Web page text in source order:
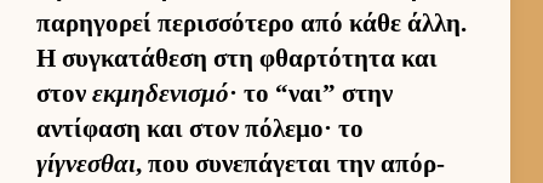
παρηγορεί περισ­σότερο από κάθε άλ­λη.
Η συγκατάθεση στη φθαρ­τότητα και
στον εκμηδενισμό· το “ναι” στην
αντίφαση και στον πόλεμο· το
γίγνεσθαι, που συνεπάγεται την απόρ­